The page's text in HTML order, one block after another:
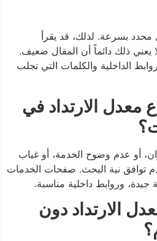
بسرعة. لذلك، قد يقرأ
يعني ذلك دائماً أن المقال ضعيف.
الداخلية والكلمات التي تجلب
معدل الارتداد في
أو عدم وضوح الخدمة، أو غياب
توافق نية البحث. صفحات الخدمات
جيدة، وروابط داخلية مناسبة.
الارتداد دون